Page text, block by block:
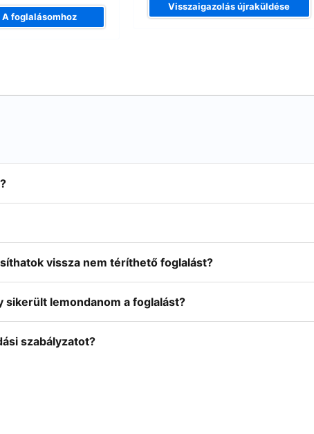
A foglalásomhoz
Visszaigazolás újraküldése
vissza nem téríthető foglalást?
sikerült lemondanom a foglalást?
szabályzatot?